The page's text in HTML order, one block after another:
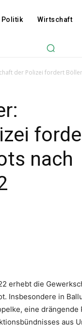
Politik Wirtschaft
der Polizei fordert
nach
erhebt die
Insbesondere in
eine drängende
aus